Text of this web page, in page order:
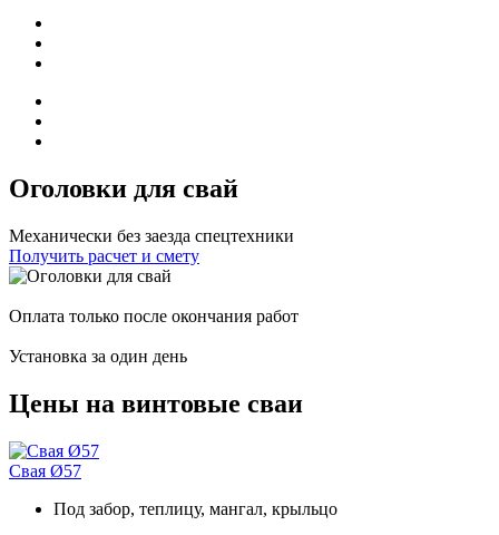
Оголовки для свай
Механически без заезда спецтехники
Получить расчет и смету
Оплата только после окончания работ
Установка за один день
Цены на винтовые сваи
Свая Ø57
Под забор, теплицу, мангал, крыльцо